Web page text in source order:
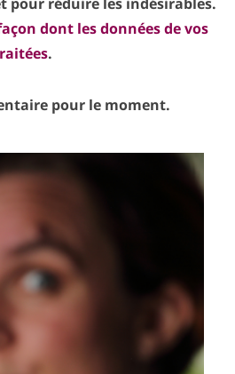
dont les données de vos
.
pour le moment.